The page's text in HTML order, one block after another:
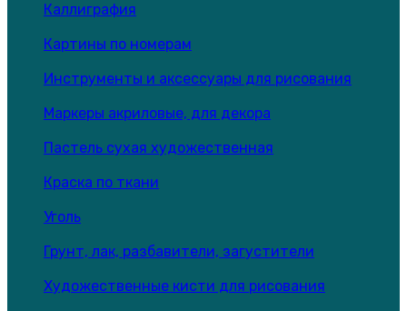
Каллиграфия
Картины по номерам
Инструменты и аксессуары для рисования
Маркеры акриловые, для декора
Пастель сухая художественная
Краска по ткани
Уголь
Грунт, лак, разбавители, загустители
Художественные кисти для рисования